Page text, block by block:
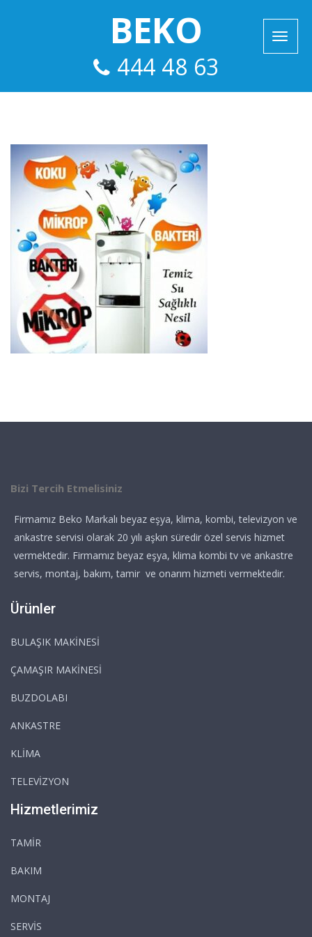
BEKO
444 48 63
Bizi Tercih Etmelisiniz
Firmamız Beko Markalı beyaz eşya, klima, kombi, televizyon ve
ankastre servisi olarak 20 yılı aşkın süredir özel servis hizmet
vermektedir. Firmamız beyaz eşya, klima kombi tv ve ankastre
servis, montaj, bakım, tamir ve onarım hizmeti vermektedir.
Ürünler
BULAŞIK MAKİNESİ
ÇAMAŞIR MAKİNESİ
BUZDOLABI
ANKASTRE
KLİMA
TELEVİZYON
Hizmetlerimiz
TAMİR
BAKIM
MONTAJ
SERVİS